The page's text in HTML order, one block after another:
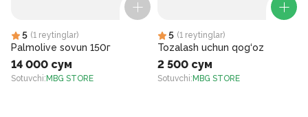
5 (1 reytinglar)
Palmolive sovun 150г
14 000 сум
Sotuvchi: MBG STORE
5 (1 reytinglar)
Tozalash uchun qog‘oz
2 500 сум
Sotuvchi: MBG STORE